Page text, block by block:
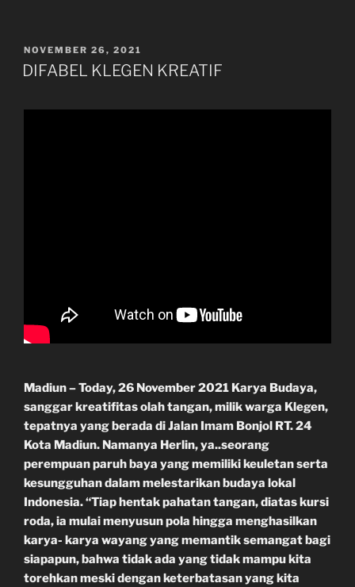
POSTED
ON
NOVEMBER 26, 2021
DIFABEL KLEGEN KREATIF
Madiun – Today, 26 November 2021 Karya Budaya,
sanggar kreatifitas olah tangan, milik warga Klegen,
tepatnya yang berada di Jalan Imam Bonjol RT. 24
Kota Madiun. Namanya Herlin, ya..seorang
perempuan paruh baya yang memiliki keuletan serta
kesungguhan dalam melestarikan budaya lokal
Indonesia. “Tiap hentak pahatan tangan, diatas kursi
roda, ia mulai menyusun pola hingga menghasilkan
karya- karya wayang yang memantik semangat bagi
siapapun, bahwa tidak ada yang tidak mampu kita
torehkan meski dengan keterbatasan yang kita